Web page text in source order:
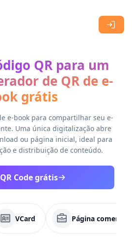
QR para um
de QR de e-
grátis
e-book para compartilhar seu e-
Uma única digitalização abre
ou página inicial, ideal para
e distribuição de conteúdo.
Code grátis
VCard Página comercial